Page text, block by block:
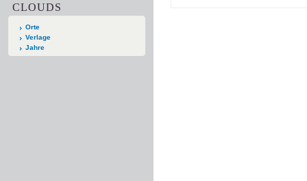
CLOUDS
Orte
Verlage
Jahre